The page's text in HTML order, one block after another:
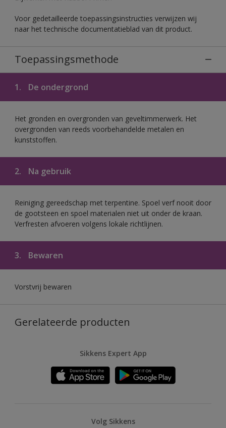
Voor gedetailleerde toepassingsinstructies verwijzen wij
naar het technische documentatieblad van dit product.
Toepassingsmethode
1. De ondergrond
Het gronden en overgronden van geveltimmerwerk. Het
overgronden van reeds voorbehandelde metalen en
kunststoffen.
2. Na gebruik
Reiniging gereedschap met terpentine. Spoel verf nooit door
de gootsteen en spoel materialen niet uit onder de kraan.
Verfresten afvoeren volgens lokale richtlijnen.
3. Bewaren
Vorstvrij bewaren
Gerelateerde producten
Sikkens Expert App
Volg Sikkens